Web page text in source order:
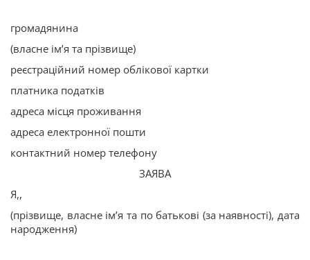
громадянина
(власне ім’я та прізвище)
реєстраційний номер облікової картки
платника податків
адреса місця проживання
адреса електронної пошти
контактний номер телефону
ЗАЯВА
Я,,
(прізвище, власне ім’я та по батькові (за наявності), дата
народження)